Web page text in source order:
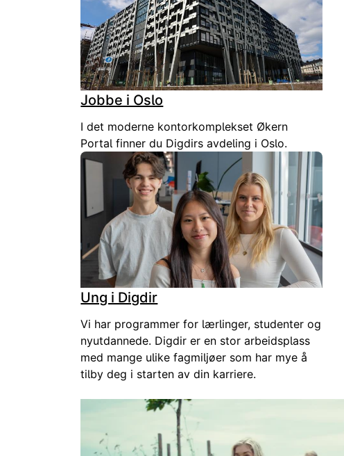
Jobbe i Oslo
I det moderne kontorkomplekset Økern
Portal finner du Digdirs avdeling i Oslo.
Ung i Digdir
Vi har programmer for lærlinger, studenter og
nyutdannede. Digdir er en stor arbeidsplass
med mange ulike fagmiljøer som har mye å
tilby deg i starten av din karriere.